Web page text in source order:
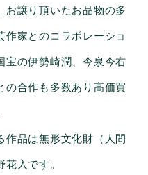
お譲り頂いたお品物の多
作家とのコラボレーショ
宝の伊勢崎潤、今泉今右
の合作も多数あり高価買
作品は無形文化財（人間
入です。